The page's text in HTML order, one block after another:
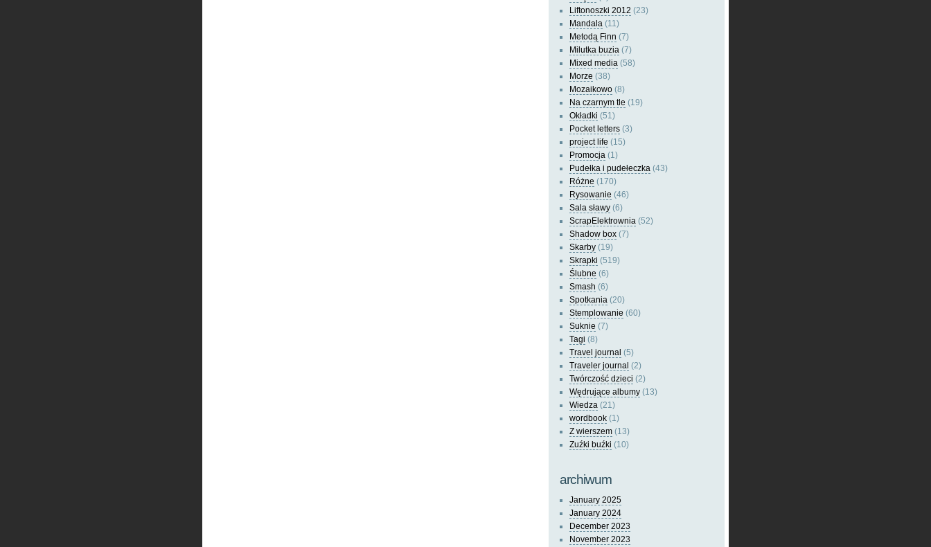
Liftonoszki 2012 (23)
Mandala (11)
Metodą Finn (7)
Milutka buzia (7)
Mixed media (58)
Morze (38)
Mozaikowo (8)
Na czarnym tle (19)
Okładki (51)
Pocket letters (3)
project life (15)
Promocja (1)
Pudełka i pudełeczka (43)
Różne (170)
Rysowanie (46)
Sala sławy (6)
ScrapElektrownia (52)
Shadow box (7)
Skarby (19)
Skrapki (519)
Ślubne (6)
Smash (6)
Spotkania (20)
Stemplowanie (60)
Suknie (7)
Tagi (8)
Travel journal (5)
Traveler journal (2)
Twórczość dzieci (2)
Wędrujące albumy (13)
Wiedza (21)
wordbook (1)
Z wierszem (13)
Zuźki buźki (10)
archiwum
January 2025
January 2024
December 2023
November 2023